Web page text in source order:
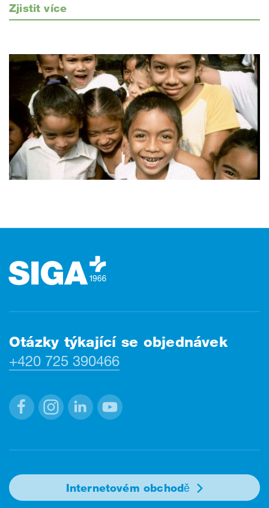
Zjistit více
Otázky týkající se objednávek
+420 725 390466
Internetovém obchodě